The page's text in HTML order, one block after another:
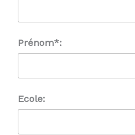
Prénom*:
Ecole: